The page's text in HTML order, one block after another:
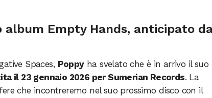
album Empty Hands, anticipato
Spaces, Poppyha svelato che è in arrivo il suo
il 23 gennaio 2026 per Sumerian Records. La
che incontreremo nel suo prossimo disco con il